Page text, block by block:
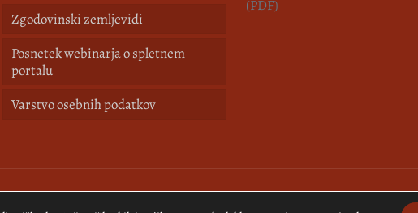
Zgodovinski zemljevidi
Posnetek webinarja o spletnem
portalu
Varstvo osebnih podatkov
(PDF)